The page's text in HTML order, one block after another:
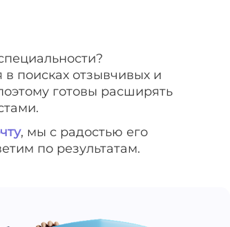
поисках отзывчивых и
готовы расширять
, мы с радостью его
по результатам.